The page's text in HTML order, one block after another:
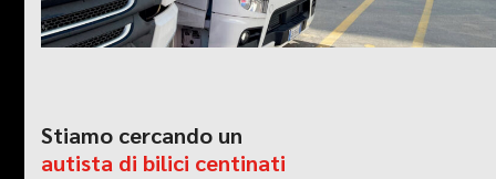
Stiamo cercando un
autista di bilici centinati